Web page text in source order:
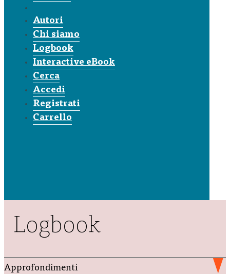
Autori
Chi siamo
Logbook
Interactive eBook
Cerca
Accedi
Registrati
Carrello
Logbook
Approfondimenti